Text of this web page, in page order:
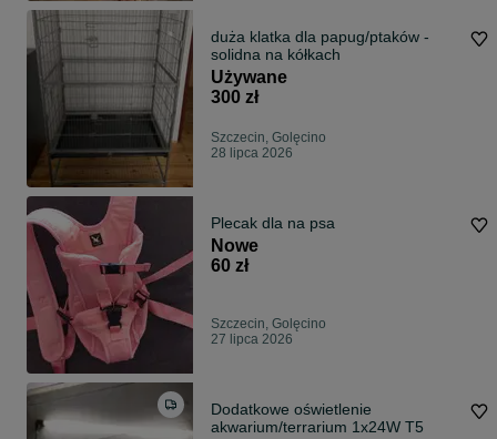
duża klatka dla papug/ptaków -
solidna na kółkach
Używane
300 zł
Szczecin, Golęcino
28 lipca 2026
Plecak dla na psa
Nowe
60 zł
Szczecin, Golęcino
27 lipca 2026
Dodatkowe oświetlenie
akwarium/terrarium 1x24W T5